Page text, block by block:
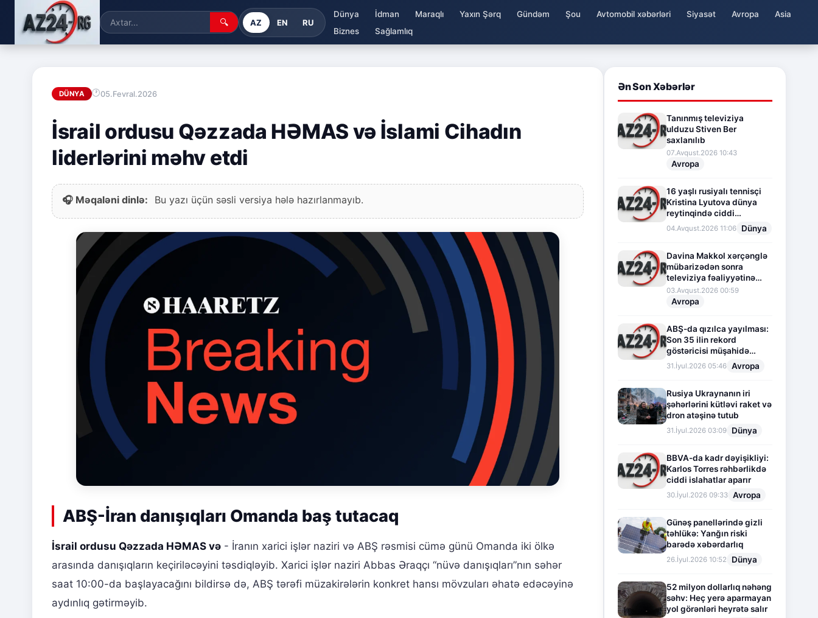
🔍 AZ EN RU
Dünya İdman Maraqlı Yaxın Şərq Gündəm Şou Avtomobil xəbərləri Siyasət Avropa
Asia
Biznes
Sağlamlıq
DÜNYA 05.Fevral.2026
İsrail ordusu Qəzzada HƏMAS və İslami Cihadın
liderlərini məhv etdi
🎧 Məqaləni dinlə: Bu yazı üçün səsli versiya hələ hazırlanmayıb.
ABŞ-İran danışıqları Omanda baş tutacaq
İsrail ordusu Qəzzada HƏMAS və - İranın xarici işlər naziri və ABŞ rəsmisi cümə günü Omanda iki ölkə
arasında danışıqların keçiriləcəyini təsdiqləyib. Xarici işlər naziri Abbas Əraqçı “nüvə danışıqları”nın səhər
saat 10:00-da başlayacağını bildirsə də, ABŞ tərəfi müzakirələrin konkret hansı mövzuları əhatə edəcəyinə
aydınlıq gətirməyib.
Ən Son Xəbərlər
Tanınmış televiziya
ulduzu Stiven Ber
saxlanılıb
07.Avqust.2026 10:43
Avropa
16 yaşlı rusiyalı tennisçi
Kristina Lyutova dünya
reytinqində ciddi
irəliləyişə imza atdı
04.Avqust.2026 11:06 Dünya
Davina Makkol xərçənglə
mübarizədən sonra
televiziya fəaliyyətinə
fasilə verir
03.Avqust.2026 00:59
Avropa
ABŞ-da qızılca yayılması:
Son 35 ilin rekord
göstəricisi müşahidə
olunur
31.İyul.2026 05:46 Avropa
Rusiya Ukraynanın iri
şəhərlərini kütləvi raket və
dron atəşinə tutub
31.İyul.2026 03:09 Dünya
BBVA-da kadr dəyişikliyi:
Karlos Torres rəhbərlikdə
ciddi islahatlar aparır
30.İyul.2026 09:33 Avropa
Günəş panellərində gizli
təhlükə: Yanğın riski
barədə xəbərdarlıq
26.İyul.2026 10:52 Dünya
52 milyon dollarlıq nəhəng
səhv: Heç yerə aparmayan
yol görənləri heyrətə salır